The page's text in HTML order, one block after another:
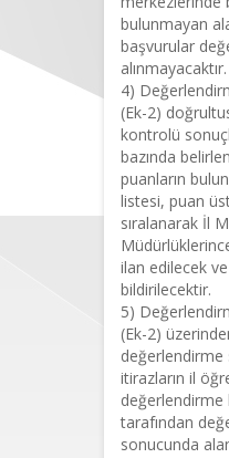
bulunmayan
başvurular
alınmayacaktır.
4)
(Ek-2)
kontrolü
bazında
puanların
listesi, puan
sıralanarak İl
ilan edilecek
bildirilecektir.
5)
(Ek-2)
değerlendirme
itirazların il
tarafından
sonucunda